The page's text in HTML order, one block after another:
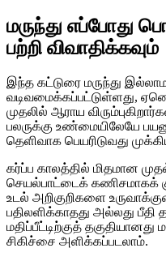
மருந்து எப்போது
பற்றி விவாதிக்கவும்
இந்த கட்டுரை மருந்து
வடிவமைக்கப்பட்டுள்ளது,
முதலில் ஆராய
பலருக்கு உண்மையிலேயே
தெளிவாக பெயரிடுவது
கர்ப்ப காலத்தில் மிதமான
செயல்பாட்டைக் கணிசமாகக்
உடல் அறிகுறிகளை
பதிலளிக்காதது அல்லது பீதி
மதிப்பீட்டிற்குத் தகுதியானது
சிகிச்சை அளிக்கப்படலாம்.